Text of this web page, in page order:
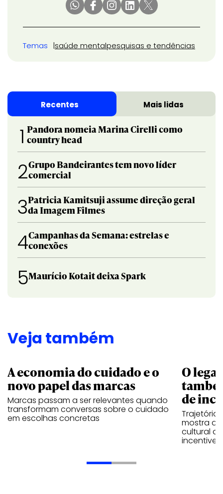
Temas saúde mentalpesquisas e tendências
Recentes Mais lidas
1 Pandora nomeia Marina Cirelli como
country head
2Grupo Bandeirantes tem novo líder
comercial
3Patricia Kamitsuji assume direção geral
da Imagem Filmes
4Campanhas da Semana: estrelas e
conexões
5Maurício Kotait deixa Spark
Veja também
A economia do cuidado e o
novo papel das marcas
Marcas passam a ser relevantes quando
transformam conversas sobre o cuidado
em escolhas concretas
O
de
Trajetória
mostra
cultural
incentive